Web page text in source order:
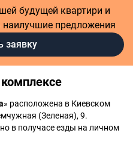
будущей квартири и
наилучшие предложения
заявку
» расположена в Киевском
(Зеленая), 9.
в получасе езды на личном